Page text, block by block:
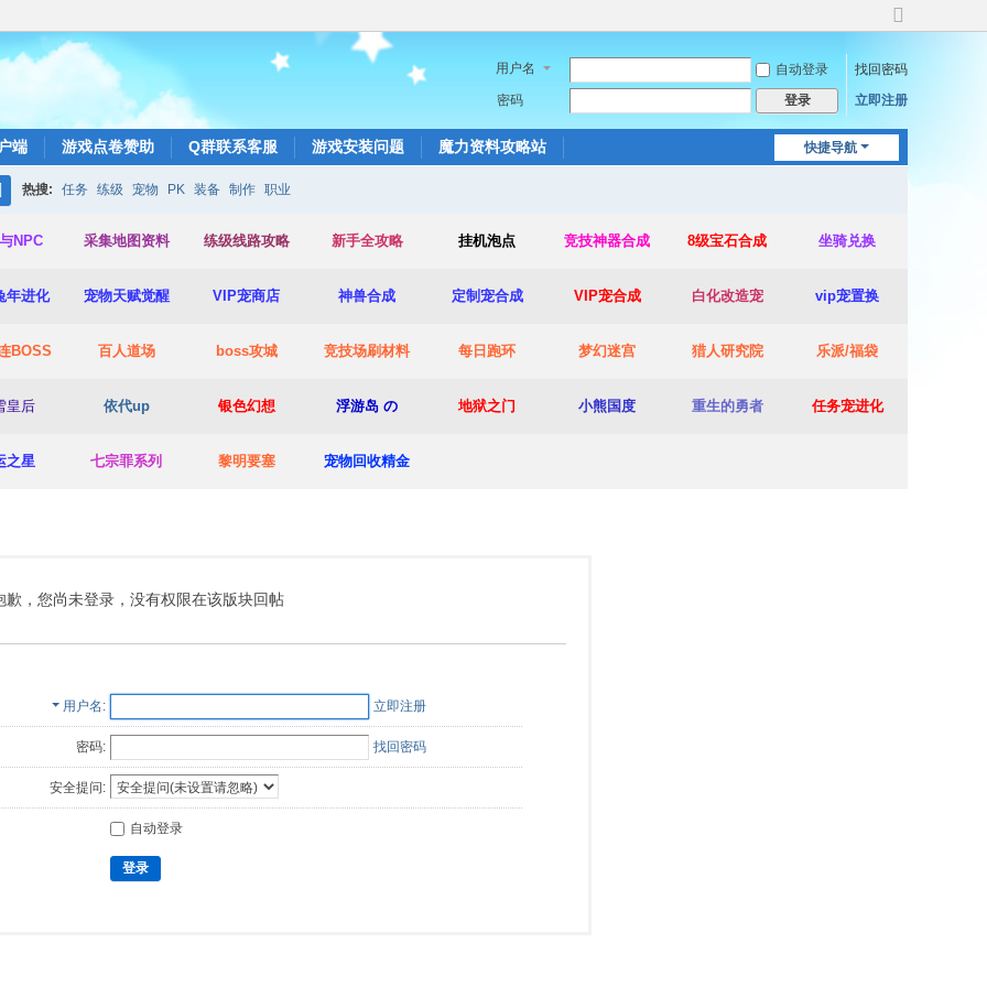
切
到
宽
用户名 自动登录
找回密码
密码
登录 立即注册
快捷导航
端 游戏点卷赞助 Q群联系客服 游戏安装问题 魔力资料攻略站
热搜: 任务 练级 宠物 PK 装备 制作 职业
NPC 采集地图资料 练级线路攻略 新手全攻略 挂机泡点 竞技神器合成 8级宝石合成 坐骑兑换
年进化 宠物天赋觉醒 VIP宠商店 神兽合成 定制宠合成 VIP宠合成 白化改造宠 vip宠置换
BOSS 百人道场 boss攻城 竞技场刷材料 每日跑环 梦幻迷宫 猎人研究院 乐派/福袋
皇后 依代up 银色幻想 浮游岛 の 地狱之门 小熊国度 重生的勇者 任务宠进化
之星 七宗罪系列 黎明要塞 宠物回收精金
歉，您尚未登录，没有权限在该版块回帖
用户名 立即注册
密码: 找回密码
安全提问:
自动登录
登录